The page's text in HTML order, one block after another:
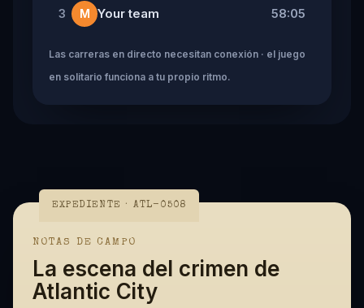
3 M Your team 58:05
Las carreras en directo necesitan conexión · el juego
en solitario funciona a tu propio ritmo.
EXPEDIENTE · ATL-0508
NOTAS DE CAMPO
La escena del crimen de
Atlantic City